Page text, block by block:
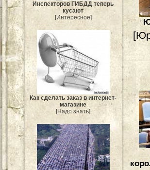
Инспекторов ГИБДД теперь
кусают
[Интересное]
Как сделать заказ в интернет-
магазине
[Надо знать]